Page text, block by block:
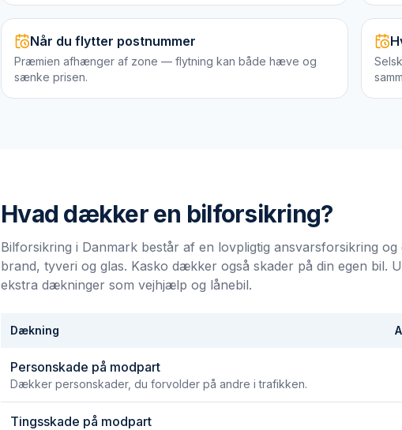
Når du flytter postnummer
Præmien afhænger af zone — flytning kan både hæve og
sænke prisen.
Hvad dækker en bilforsikring?
Bilforsikring i Danmark består af en lovpligtig ansvarsforsikring
brand, tyveri og glas. Kasko dækker også skader på din egen bil.
ekstra dækninger som vejhjælp og lånebil.
Dækning
Personskade på modpart
Dækker personskader, du forvolder på andre i trafikken.
Tingsskade på modpart